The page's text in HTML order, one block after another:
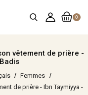
0
vêtement de prière -
Femmes
de prière - Ibn Taymiyya -